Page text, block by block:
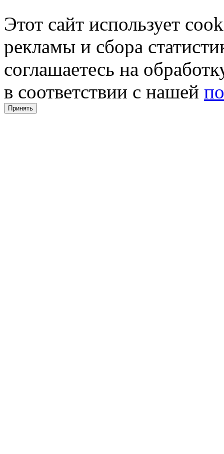
Этот сайт использует
рекламы и сбора
соглашаетесь на
в соответствии с нашей
Принять